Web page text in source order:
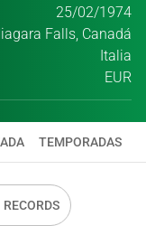
25/02/1974
Falls, Canadá
Italia
EUR
TEMPORADAS
RECORDS